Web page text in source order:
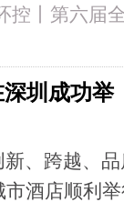
控丨第六届
圳成功举
、跨越、
酒店顺利